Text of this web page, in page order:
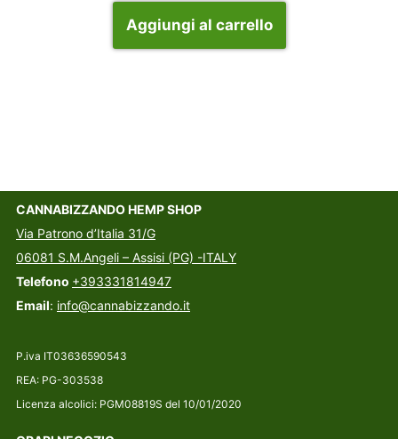
Aggiungi al carrello
CANNABIZZANDO HEMP SHOP
Via Patrono d’Italia 31/G
06081 S.M.Angeli – Assisi (PG) -ITALY
Telefono +393331814947
Email: info@cannabizzando.it
P.iva IT03636590543
REA: PG-303538
Licenza alcolici: PGM08819S del 10/01/2020